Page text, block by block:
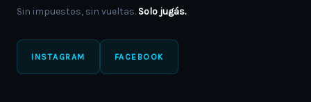
Sin impuestos, sin vueltas. Solo jugás.
INSTAGRAM FACEBOOK